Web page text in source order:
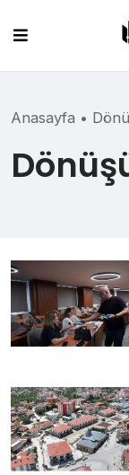
content
Anasayfa •